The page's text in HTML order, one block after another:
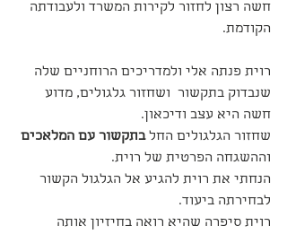
חשה רצון לחזור לקירות המשרד ולעבודתה
הקודמת.
רוית פנתה אלי ולמדריכים הרוחניים שלה
שנבדוק בתקשור  ושחזור גלגולים, מדוע
חשה היא עצב ודיכאון.
שחזור הגלגולים החל בתקשור עם המלאכים
וההשגחה הפרטית של רוית.
הנחתי את רוית להגיע אל הגלגול הקשור
לבחירתה ביעוד.
רוית סיפרה שהיא רואה בחיזיון אותה